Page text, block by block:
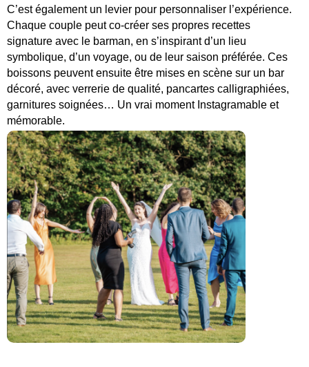
C’est également un levier pour personnaliser l’expérience.
Chaque couple peut co-créer ses propres recettes
signature avec le barman, en s’inspirant d’un lieu
symbolique, d’un voyage, ou de leur saison préférée. Ces
boissons peuvent ensuite être mises en scène sur un bar
décoré, avec verrerie de qualité, pancartes calligraphiées,
garnitures soignées… Un vrai moment Instagramable et
mémorable.